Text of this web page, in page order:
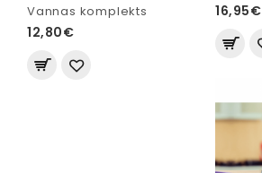
Vannas komplekts
12,80€
16,95€